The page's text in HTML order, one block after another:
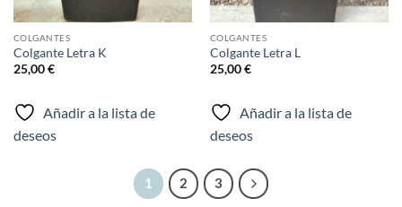
COLGANTES
Colgante Letra K
25,00€
Añadir a la lista de
deseos
COLGANTES
Colgante Letra L
25,00€
Añadir a la lista de
deseos
1 2 3